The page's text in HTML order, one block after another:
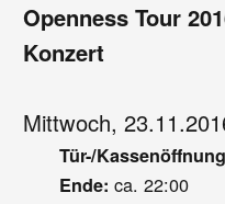
Openness Tour
Konzert
Mittwoch,
Tür-/
Ende: ca. 22:00